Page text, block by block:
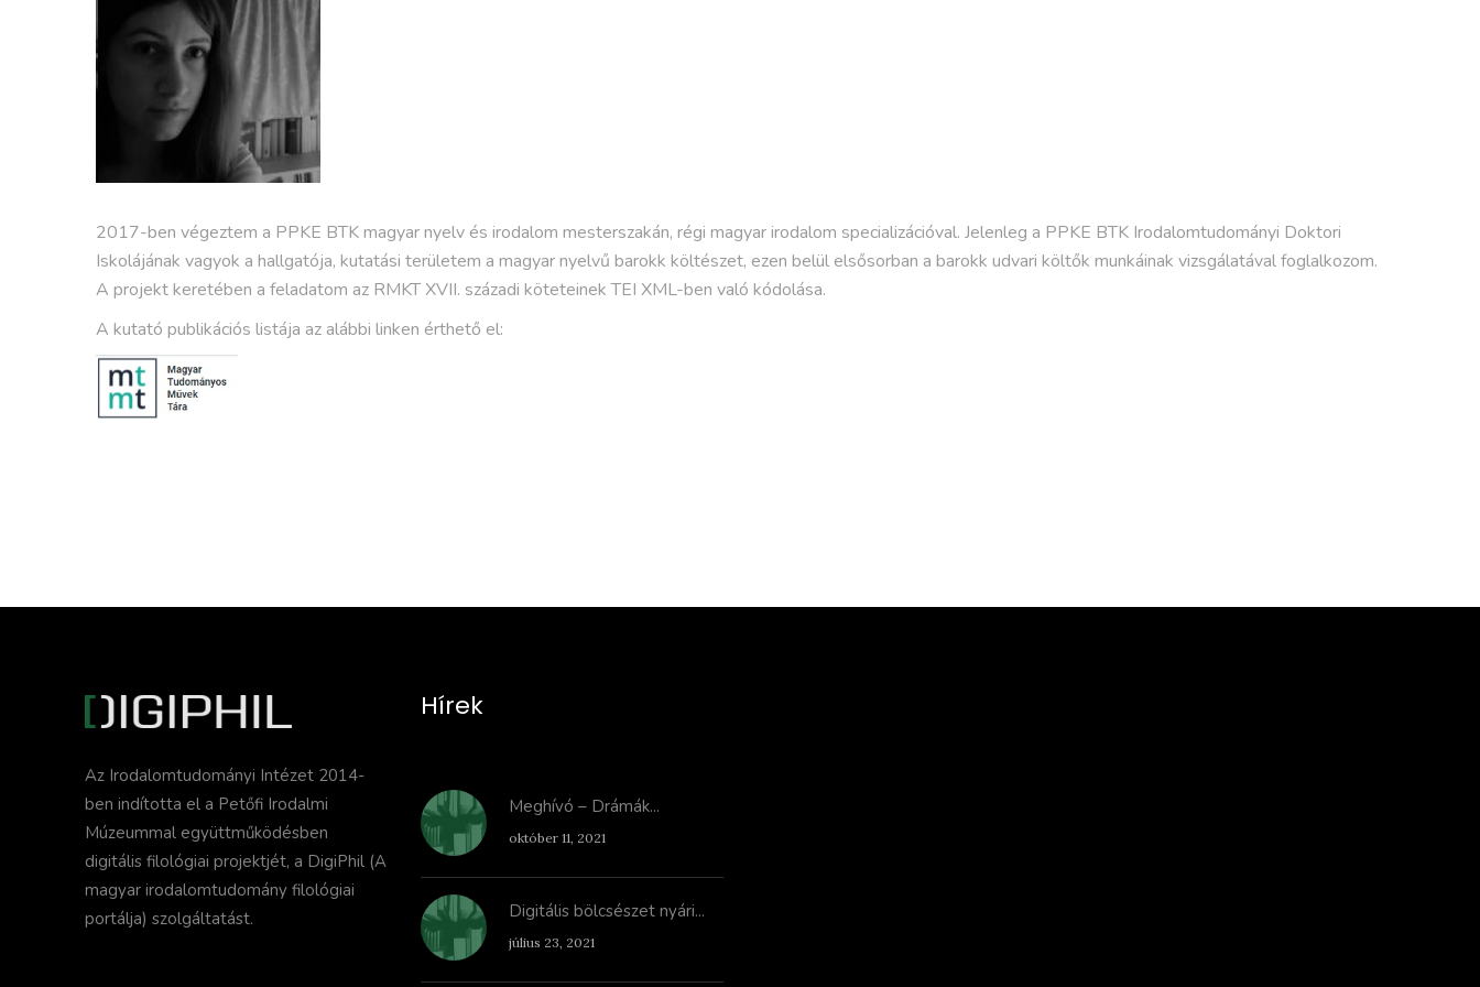
2017-ben végeztem a PPKE BTK magyar nyelv és irodalom mesterszakán, régi magyar irodalom specializációval. Jelenleg a PPKE BTK Irodalomtudományi Doktori
Iskolájának vagyok a hallgatója, kutatási területem a magyar nyelvű barokk költészet, ezen belül elsősorban a barokk udvari költők munkáinak vizsgálatával foglalkozom.
A projekt keretében a feladatom az RMKT XVII. századi köteteinek TEI XML-ben való kódolása.
A kutató publikációs listája az alábbi linken érthető el:
Az Irodalomtudományi Intézet 2014-
ben indította el a Petőfi Irodalmi
Múzeummal együttműködésben
digitális filológiai projektjét, a DigiPhil (A
magyar irodalomtudomány filológiai
portálja) szolgáltatást.
Hírek
Meghívó – Drámák...
október 11, 2021
Digitális bölcsészet nyári...
július 23, 2021